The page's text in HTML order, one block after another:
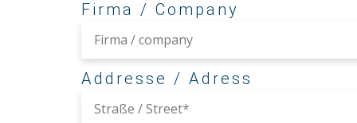
Firma / Company
Addresse / Adress